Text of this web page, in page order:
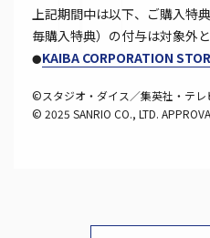
上記期間中は以下、ご購入
毎購入特典）の付与は対象外と
●KAIBA CORPORATION
©スタジオ・ダイス／集英社・テレ
© 2025 SANRIO CO., LTD.